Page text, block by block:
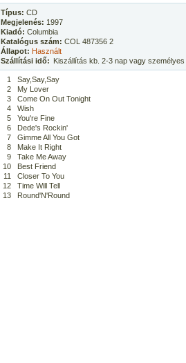
Típus: CD
Megjelenés: 1997
Kiadó: Columbia
Katalógus szám: COL 487356 2
Állapot: Használt
Szállítási idő: Kiszállítás kb. 2-3 nap vagy
1
Say,Say,Say
2
My Lover
3
Come On Out Tonight
4
Wish
5
You're Fine
6
Dede's Rockin'
7
Gimme All You Got
8
Make It Right
9
Take Me Away
10
Best Friend
11
Closer To You
12
Time Will Tell
13
Round'N'Round